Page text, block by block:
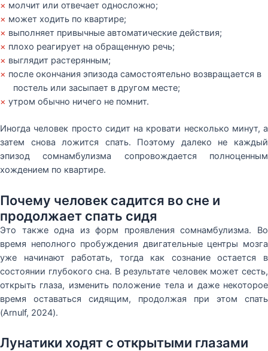
× молчит или отвечает односложно;
× может ходить по квартире;
× выполняет привычные автоматические действия;
× плохо реагирует на обращенную речь;
× выглядит растерянным;
× после окончания эпизода самостоятельно возвращается в
постель или засыпает в другом месте;
× утром обычно ничего не помнит.
Иногда человек просто сидит на кровати несколько минут, а
затем снова ложится спать. Поэтому далеко не каждый
эпизод сомнамбулизма сопровождается полноценным
хождением по квартире.
Почему человек садится во сне и
продолжает спать сидя
Это также одна из форм проявления сомнамбулизма. Во
время неполного пробуждения двигательные центры мозга
уже начинают работать, тогда как сознание остается в
состоянии глубокого сна. В результате человек может сесть,
открыть глаза, изменить положение тела и даже некоторое
время оставаться сидящим, продолжая при этом спать
(Arnulf, 2024).
Лунатики ходят с открытыми глазами